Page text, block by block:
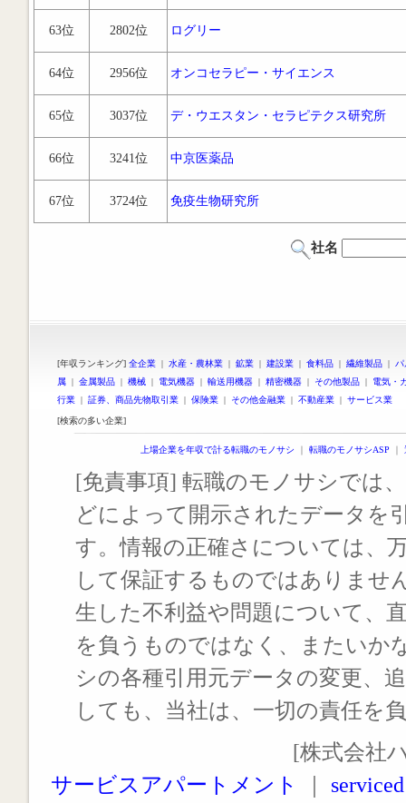
63位 2802位 ログリー
64位 2956位 オンコセラピー・サイエンス
65位 3037位 デ・ウエスタン・セラピテクス研究所
66位 3241位 中京医薬品
67位 3724位 免疫生物研究所
社名
[年収ランキング] 全企業 | 水産・農林業 | 鉱業 | 建設業 | 食料品 | 繊維製品 |
属 | 金属製品 | 機械 | 電気機器 | 輸送用機器 | 精密機器 | その他製品 | 電気・
行業 | 証券、商品先物取引業 | 保険業 | その他金融業 | 不動産業 | サービス業
[検索の多い企業]
上場企業を年収で計る転職のモノサシ ｜ 転職のモノサシASP ｜
[免責事項] 転職のモノサシでは
どによって開示されたデータを
す。情報の正確さについては、
して保証するものではありませ
生した不利益や問題について、
を負うものではなく、またいか
シの各種引用元データの変更、
しても、当社は、一切の責任を
[株式会社
サービスアパートメント